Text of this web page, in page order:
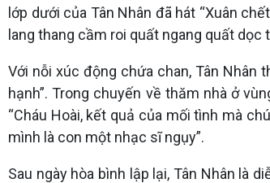
lớp dưới của Tân Nhân đã hát “Xuân
lang thang cầm roi quất ngang quất dọc
Với nỗi xúc động chứa chan, Tân Nhân
hạnh”. Trong chuyến về thăm nhà ở
“Cháu Hoài, kết quả của mối tình mà
mình là con một nhạc sĩ ngụy”.
Sau ngày hòa bình lập lại, Tân Nhân là